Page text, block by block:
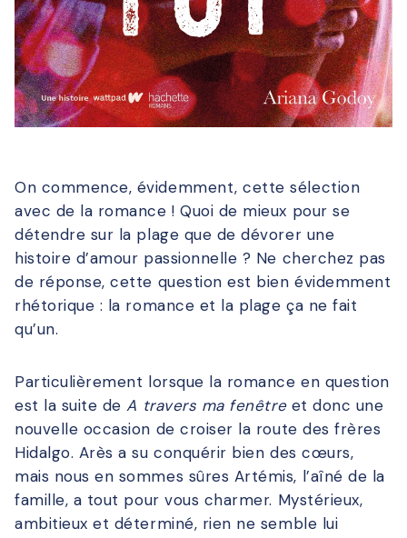
On commence, évidemment, cette sélection
avec de la romance ! Quoi de mieux pour se
détendre sur la plage que de dévorer une
histoire d’amour passionnelle ? Ne cherchez pas
de réponse, cette question est bien évidemment
rhétorique : la romance et la plage ça ne fait
qu’un.
Particulièrement lorsque la romance en question
est la suite deA travers ma fenêtreet donc une
nouvelle occasion de croiser la route des frères
Hidalgo. Arès a su conquérir bien des cœurs,
mais nous en sommes sûres Artémis, l’aîné de la
famille, a tout pour vous charmer. Mystérieux,
ambitieux et déterminé, rien ne semble lui